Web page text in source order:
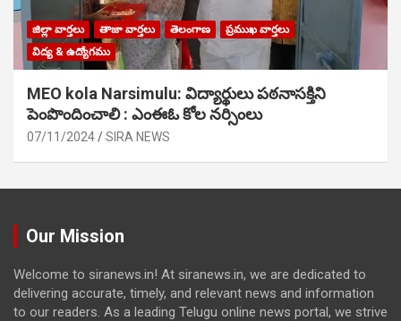
జిల్లా వార్తలు తాజా వార్తలు తెలంగాణ
ప్రముఖ వార్తలు
విద్య & ఉద్యోగము
MEO kola Narsimulu: విద్యార్థులు పఠ‌నాసక్తిని
పెంపొందించాలి : ఎంఈఓ కోల నర్సింలు
07/11/2024 SIRA NEWS
Our Mission
Welcome to siranews.in! At siranews.in, we are dedicated to
delivering accurate, timely, and relevant news and information
to our readers. As a leading Telugu online news portal, we strive